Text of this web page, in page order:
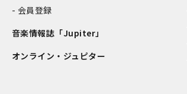
会員登録
音楽情報誌「Jupiter」
オンライン・ジュピター